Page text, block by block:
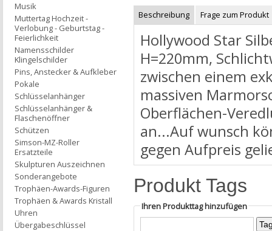
Beschreibung Frage zum Produkt
Hollywood Star
H=220mm,
zwischen einem
massiven
Oberflächen-
an...Auf wunsch
gegen Aufpreis
Produkt Tags
Ihren Produkttag hinzufügen
Musik
Muttertag Hochzeit -
Verlobung - Geburtstag -
Feierlichkeit
Namensschilder
Klingelschilder
Pins, Anstecker & Aufkleber
Pokale
Schlüsselanhänger
Schlüsselanhänger &
Flaschenöffner
Schützen
Simson-MZ-Roller
Ersatzteile
Skulpturen Auszeichnen
Sonderangebote
Trophäen-Awards-Figuren
Trophäen & Awards Kristall
Uhren
Übergabeschlüssel